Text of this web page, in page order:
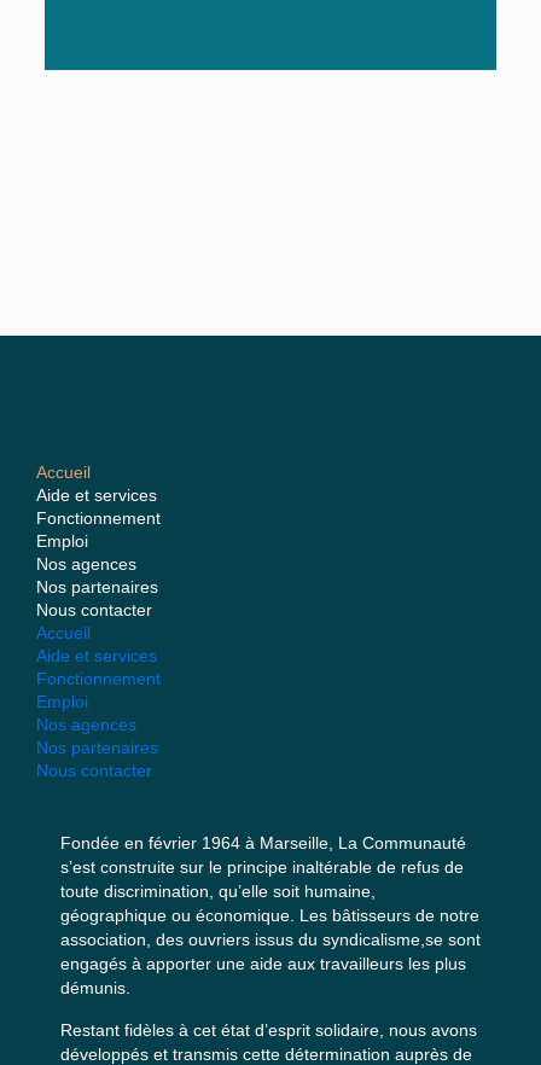
Accueil
Aide et services
Fonctionnement
Emploi
Nos agences
Nos partenaires
Nous contacter
Accueil
Aide et services
Fonctionnement
Emploi
Nos agences
Nos partenaires
Nous contacter
Fondée en février 1964 à Marseille, La Communauté
s’est construite sur le principe inaltérable de refus de
toute discrimination, qu’elle soit humaine,
géographique ou économique. Les bâtisseurs de notre
association, des ouvriers issus du syndicalisme,se sont
engagés à apporter une aide aux travailleurs les plus
démunis.
Restant fidèles à cet état d’esprit solidaire, nous avons
développés et transmis cette détermination auprès de